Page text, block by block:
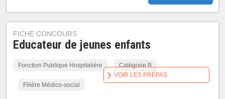
FICHE CONCOURS
Educateur de jeunes enfants
Fonction Publique Hospitalière Catégorie B
Filière Médico-social
VOIR LES PRÉPAS